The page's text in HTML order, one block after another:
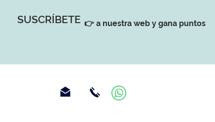
SUSCRÍBETE 👉 a nuestra web y gana puntos